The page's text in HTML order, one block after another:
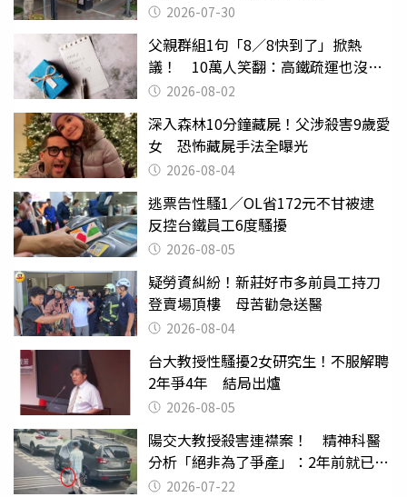
2026-07-30
父親群組1句「8／8快到了」掀熱
議！ 10萬人笑翻：高鐵疏運也沒列
父親節
2026-08-02
深入森林10分鐘藏屍！父涉殺害9歲愛
女 恐怖藏屍手法全曝光
2026-08-04
逃票告性騷1／OL省172元不甘被逮
反控台鐵員工6度騷擾
2026-08-05
疑勞資糾紛！新莊好市多前員工持刀
登賣場頂樓 母苦勸急送醫
2026-08-04
台大教授性騷擾2女研究生！不服解聘
2年爭4年 結局出爐
2026-08-05
陽交大教授殺害連襟案！ 精神科醫
分析「絕非為了爭產」：2年前就已言
行詭異
2026-07-22